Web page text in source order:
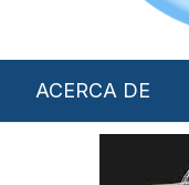
ACERCA DE